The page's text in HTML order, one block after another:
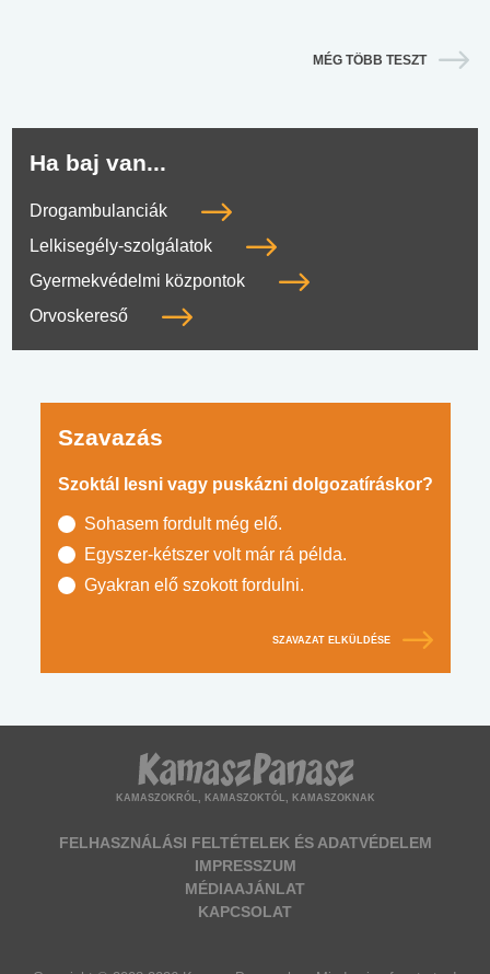
MÉG TÖBB TESZT
Ha baj van...
Drogambulanciák
Lelkisegély-szolgálatok
Gyermekvédelmi központok
Orvoskereső
Szavazás
Szoktál lesni vagy puskázni dolgozatíráskor?
Sohasem fordult még elő.
Egyszer-kétszer volt már rá példa.
Gyakran elő szokott fordulni.
SZAVAZAT ELKÜLDÉSE
KAMASZOKRÓL, KAMASZOKTÓL, KAMASZOKNAK
FELHASZNÁLÁSI FELTÉTELEK ÉS ADATVÉDELEM
IMPRESSZUM
MÉDIAAJÁNLAT
KAPCSOLAT